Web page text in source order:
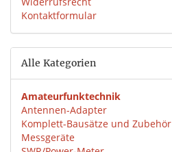
Kontaktformular
Alle Kategorien
Amateurfunktechnik
Antennen-Adapter
Komplett-Bausätze und Zubehör
Messgeräte